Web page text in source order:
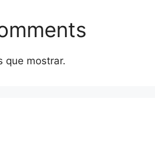
que mostrar.